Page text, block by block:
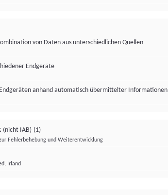
von Daten aus unterschiedlichen Quellen
Endgeräte
anhand automatisch übermittelter Informationen
(nicht IAB) (1)
Fehlerbehebung und Weiterentwicklung
Irland